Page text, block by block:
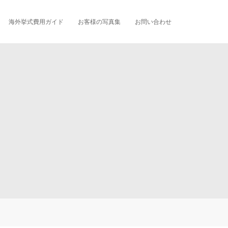
海外挙式費用ガイド お客様の写真集 お問い合わせ